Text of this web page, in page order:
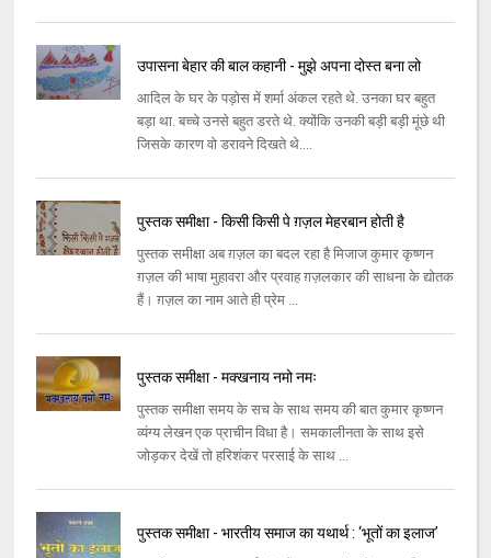
उपासना बेहार की बाल कहानी - मुझे अपना दोस्त बना लो
आदिल के घर के पड़ोस में शर्मा अंकल रहते थे. उनका घर बहुत
बड़ा था. बच्चे उनसे बहुत डरते थे. क्योंकि उनकी बड़ी बड़ी मूंछे थी
जिसके कारण वो डरावने दिखते थे....
पुस्तक समीक्षा - किसी किसी पे ग़ज़ल मेहरबान होती है
पुस्तक समीक्षा अब ग़ज़ल का बदल रहा है मिजाज कुमार कृष्णन
ग़ज़ल की भाषा मुहावरा और प्रवाह ग़ज़लकार की साधना के द्योतक
हैं। ग़ज़ल का नाम आते ही प्रेम ...
पुस्तक समीक्षा - मक्खनाय नमो नमः
पुस्तक समीक्षा समय के सच के साथ समय की बात कुमार कृष्णन
व्यंग्य लेखन एक प्राचीन विधा है। समकालीनता के साथ इसे
जोड़कर देखें तो हरिशंकर परसाई के साथ ...
पुस्तक समीक्षा - भारतीय समाज का यथार्थ : ‘भूतों का इलाज’